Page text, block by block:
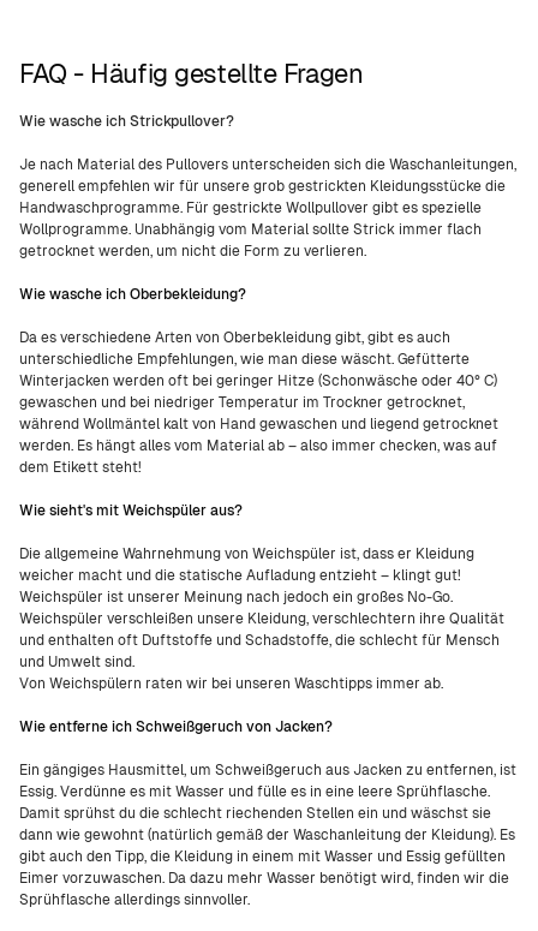
FAQ - Häufig gestellte Fragen
Wie wasche ich Strickpullover?
Je nach Material des Pullovers unterscheiden sich die Waschanleitungen,
generell empfehlen wir für unsere grob gestrickten Kleidungsstücke die
Handwaschprogramme. Für gestrickte Wollpullover gibt es spezielle
Wollprogramme. Unabhängig vom Material sollte Strick immer flach
getrocknet werden, um nicht die Form zu verlieren.
Wie wasche ich Oberbekleidung?
Da es verschiedene Arten von Oberbekleidung gibt, gibt es auch
unterschiedliche Empfehlungen, wie man diese wäscht. Gefütterte
Winterjacken werden oft bei geringer Hitze (Schonwäsche oder 40° C)
gewaschen und bei niedriger Temperatur im Trockner getrocknet,
während Wollmäntel kalt von Hand gewaschen und liegend getrocknet
werden. Es hängt alles vom Material ab – also immer checken, was auf
dem Etikett steht!
Wie sieht's mit Weichspüler aus?
Die allgemeine Wahrnehmung von Weichspüler ist, dass er Kleidung
weicher macht und die statische Aufladung entzieht – klingt gut!
Weichspüler ist unserer Meinung nach jedoch ein großes No-Go.
Weichspüler verschleißen unsere Kleidung, verschlechtern ihre Qualität
und enthalten oft Duftstoffe und Schadstoffe, die schlecht für Mensch
und Umwelt sind.
Von Weichspülern raten wir bei unseren Waschtipps immer ab.
Wie entferne ich Schweißgeruch von Jacken?
Ein gängiges Hausmittel, um Schweißgeruch aus Jacken zu entfernen, ist
Essig. Verdünne es mit Wasser und fülle es in eine leere Sprühflasche.
Damit sprühst du die schlecht riechenden Stellen ein und wäschst sie
dann wie gewohnt (natürlich gemäß der Waschanleitung der Kleidung). Es
gibt auch den Tipp, die Kleidung in einem mit Wasser und Essig gefüllten
Eimer vorzuwaschen. Da dazu mehr Wasser benötigt wird, finden wir die
Sprühflasche allerdings sinnvoller.